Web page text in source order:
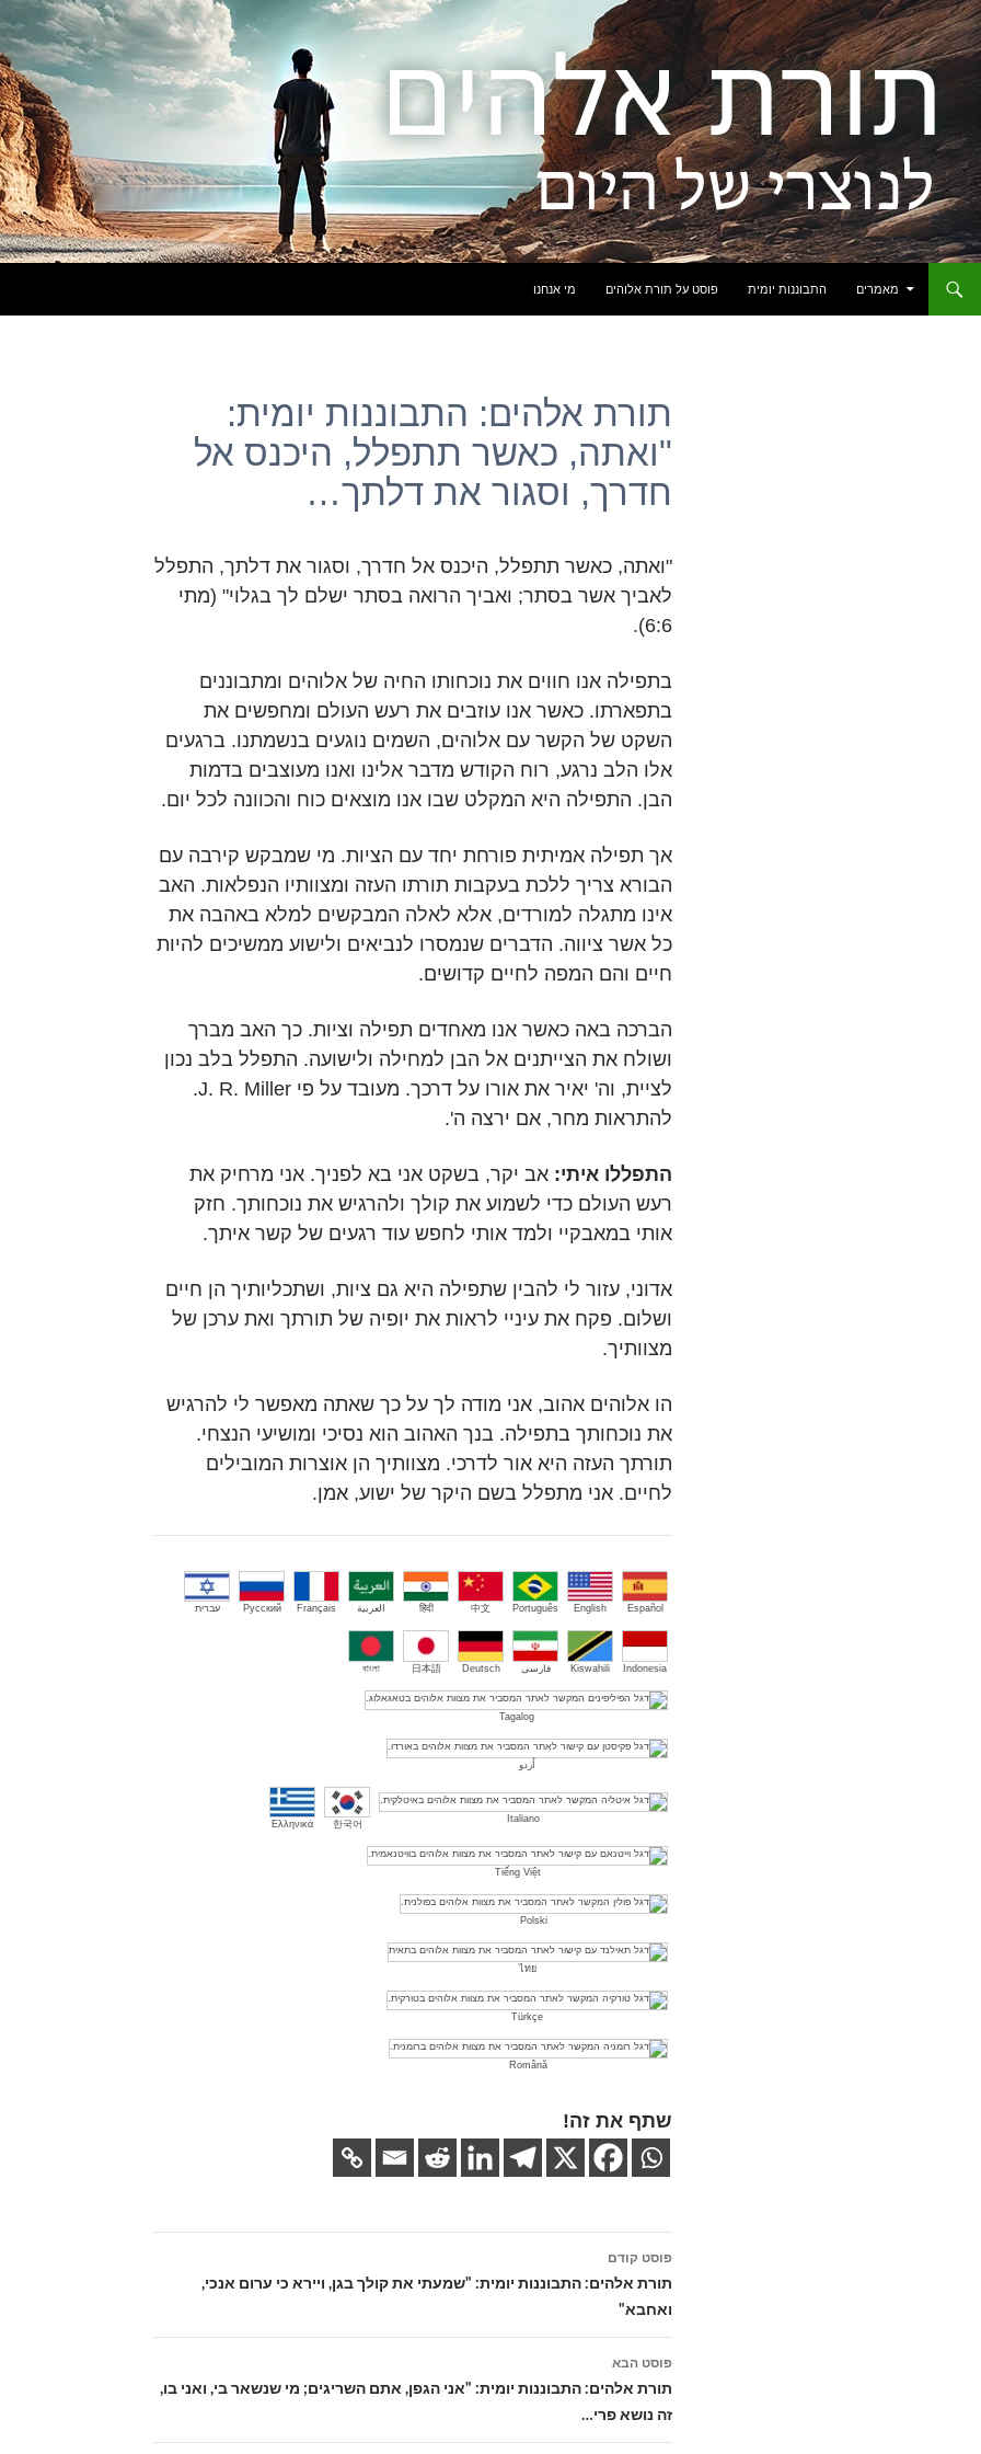
מאמרים
התבוננות יומית פוסט על תורת אלוהים מי אנחנו
תורת אלהים: התבוננות יומית:
"ואתה, כאשר תתפלל, היכנס אל
חדרך, וסגור את דלתך…
"ואתה, כאשר תתפלל, היכנס אל חדרך, וסגור את דלתך, התפלל
לאביך אשר בסתר; ואביך הרואה בסתר ישלם לך בגלוי" (מתי
6:6).
בתפילה אנו חווים את נוכחותו החיה של אלוהים ומתבוננים
בתפארתו. כאשר אנו עוזבים את רעש העולם ומחפשים את
השקט של הקשר עם אלוהים, השמים נוגעים בנשמתנו. ברגעים
אלו הלב נרגע, רוח הקודש מדבר אלינו ואנו מעוצבים בדמות
הבן. התפילה היא המקלט שבו אנו מוצאים כוח והכוונה לכל יום.
אך תפילה אמיתית פורחת יחד עם הציות. מי שמבקש קירבה עם
הבורא צריך ללכת בעקבות תורתו העזה ומצוותיו הנפלאות. האב
אינו מתגלה למורדים, אלא לאלה המבקשים למלא באהבה את
כל אשר ציווה. הדברים שנמסרו לנביאים ולישוע ממשיכים להיות
חיים והם המפה לחיים קדושים.
הברכה באה כאשר אנו מאחדים תפילה וציות. כך האב מברך
ושולח את הצייתנים אל הבן למחילה ולישועה. התפלל בלב נכון
לציית, וה' יאיר את אורו על דרכך. מעובד על פי J. R. Miller.
להתראות מחר, אם ירצה ה'.
התפללו איתי: אב יקר, בשקט אני בא לפניך. אני מרחיק את
רעש העולם כדי לשמוע את קולך ולהרגיש את נוכחותך. חזק
אותי במאבקיי ולמד אותי לחפש עוד רגעים של קשר איתך.
אדוני, עזור לי להבין שתפילה היא גם ציות, ושתכליותיך הן חיים
ושלום. פקח את עיניי לראות את יופיה של תורתך ואת ערכן של
מצוותיך.
הו אלוהים אהוב, אני מודה לך על כך שאתה מאפשר לי להרגיש
את נוכחותך בתפילה. בנך האהוב הוא נסיכי ומושיעי הנצחי.
תורתך העזה היא אור לדרכי. מצוותיך הן אוצרות המובילים
לחיים. אני מתפלל בשם היקר של ישוע, אמן.
Español
English
Português
中文
हिंदी العربية Français
Русский עברית
Indonesia
Kiswahili فارسی Deutsch
日本語
বাংলা
Tagalog
اُردو
Italiano
한국어
Ελληνικά
Tiếng Việt
Polski
ไทย
Türkçe
Română
שתף את זה!
ניווט
בפוסטים
פוסט קודם
תורת אלהים: התבוננות יומית: "שמעתי את קולך בגן, ויירא כי ערום אנכי,
ואחבא"
פוסט הבא
תורת אלהים: התבוננות יומית: "אני הגפן, אתם השריגים; מי שנשאר בי, ואני בו,
זה נושא פרי…